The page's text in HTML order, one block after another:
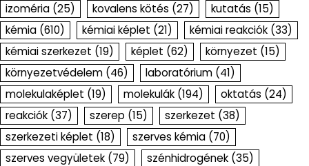
izoméria (25) kovalens kötés (27) kutatás (15)
kémia (610) kémiai képlet (21) kémiai reakciók (33)
kémiai szerkezet (19) képlet (62) környezet (15)
környezetvédelem (46) laboratórium (41)
molekulaképlet (19) molekulák (194) oktatás (24)
reakciók (37) szerep (15) szerkezet (38)
szerkezeti képlet (18) szerves kémia (70)
szerves vegyületek (79) szénhidrogének (35)